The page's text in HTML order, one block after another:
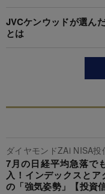
JVCケンウッドが選ん
とは
ダイヤモンドZAi NISA
7月の日経平均急落で
入！インデックスと
の「強気姿勢」【投資